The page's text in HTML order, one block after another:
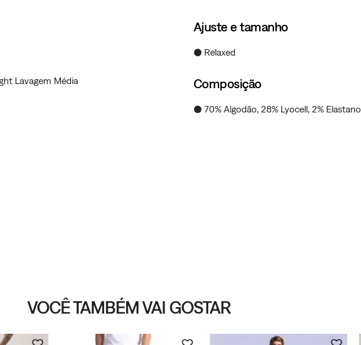
Lavagem Média
Ajuste e tamanho
● Relaxed
Composição
● 70% Algodão, 28% Lyocell, 2% Elastano
VOCÊ TAMBÉM VAI GOSTAR